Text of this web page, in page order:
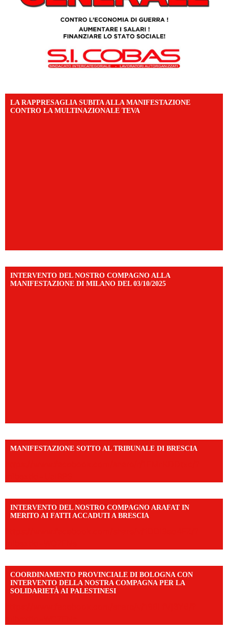
LA RAPPRESAGLIA SUBITA ALLA MANIFESTAZIONE
CONTRO LA MULTINAZIONALE TEVA
INTERVENTO DEL NOSTRO COMPAGNO ALLA
MANIFESTAZIONE DI MILANO DEL 03/10/2025
MANIFESTAZIONE SOTTO AL TRIBUNALE DI BRESCIA
INTERVENTO DEL NOSTRO COMPAGNO ARAFAT IN
MERITO AI FATTI ACCADUTI A BRESCIA
COORDINAMENTO PROVINCIALE DI BOLOGNA CON
INTERVENTO DELLA NOSTRA COMPAGNA PER LA
SOLIDARIETÀ AI PALESTINESI